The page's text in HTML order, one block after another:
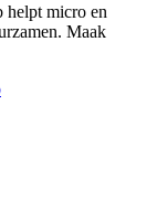
helpt micro en
Maak